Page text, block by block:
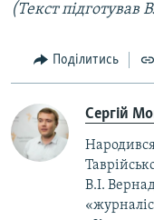
(Текст підготував
Поділитись
Сергій
В.І.